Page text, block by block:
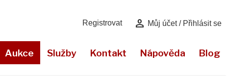
Registrovat person Můj účet / Přihlásit se
Aukce Služby Kontakt Nápověda Blog